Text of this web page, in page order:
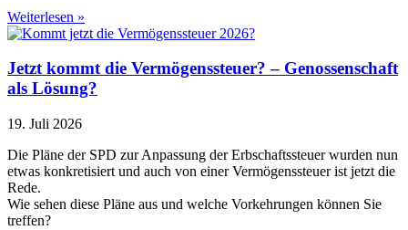
Weiterlesen »
Jetzt kommt die Vermögenssteuer? – Genossenschaft
als Lösung?
19. Juli 2026
Die Pläne der SPD zur Anpassung der Erbschaftssteuer wurden nun
etwas konkretisiert und auch von einer Vermögenssteuer ist jetzt die
Rede.
Wie sehen diese Pläne aus und welche Vorkehrungen können Sie
treffen?